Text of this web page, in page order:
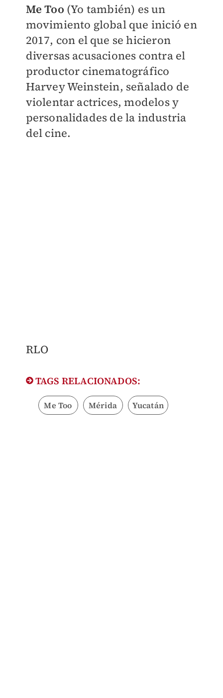
Me Too (Yo también) es un
movimiento global que inició en
2017, con el que se hicieron
diversas acusaciones contra el
productor cinematográfico
Harvey Weinstein, señalado de
violentar actrices, modelos y
personalidades de la industria
del cine.
RLO
TAGS RELACIONADOS:
Me Too Mérida Yucatán